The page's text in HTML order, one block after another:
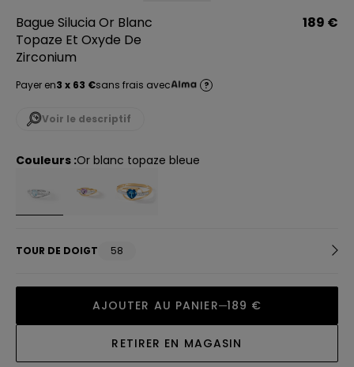
Bague Silucia Or Blanc
Topaze Et Oxyde De
Zirconium
189 €
Payer en3 x 63 €sans frais avec ?
Voir le descriptif
Couleurs : or blanc topaze bleue
TOUR DE DOIGT 58
AJOUTER AU PANIER 189 €
RETIRER EN MAGASIN